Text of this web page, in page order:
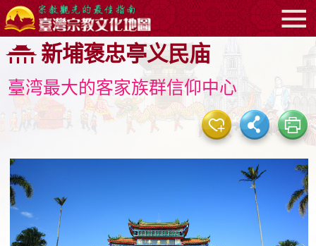
跳
到
要
块
:::
新埔褒忠亭义民庙
臺湾最大的客家族群信仰中心